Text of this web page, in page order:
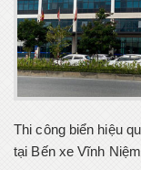
Thi công biển hiệu
tại Bến xe Vĩnh Niệm